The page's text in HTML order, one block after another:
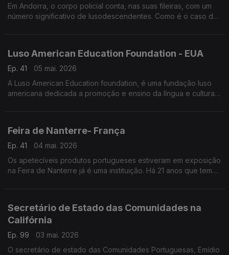
Em Andorra, o corpo policial conta, nas suas fileiras, com um
número significativo de lusodescendentes. Como é o caso de
Luso American Education Foundation - EUA
Ep. 41
05 mai. 2026
A Luso American Education foundation, é uma fundação luso
americana dedicada a promoção e ensino da língua e cultura
Feira de Nanterre- França
Ep. 41
04 mai. 2026
Os apetecíveis produtos portugueses estiveram em exposição
na Feira de Nanterre já é uma instituição. Há 21 anos que tem
Secretário de Estado das Comunidades na
Califórnia
Ep. 99
03 mai. 2026
O secretário de estado das Comunidades Portuguesas, Emídio